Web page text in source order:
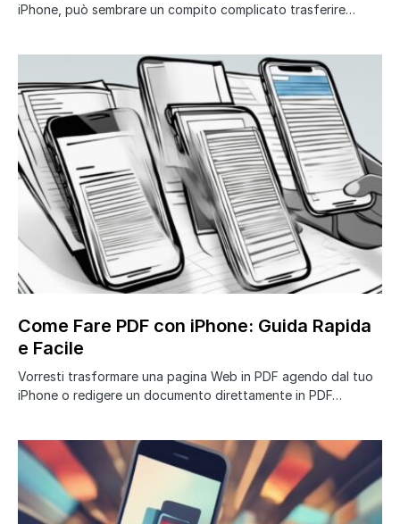
iPhone, può sembrare un compito complicato trasferire…
Come Fare PDF con iPhone: Guida Rapida
e Facile
Vorresti trasformare una pagina Web in PDF agendo dal tuo
iPhone o redigere un documento direttamente in PDF…